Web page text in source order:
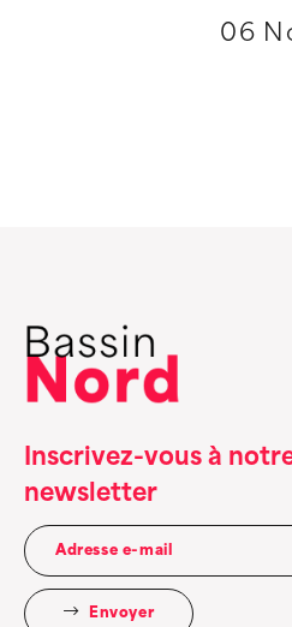
06
Inscrivez-vous à
newsletter
Envoyer